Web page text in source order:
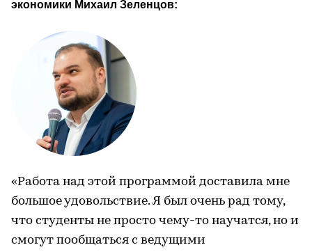
экономики Михаил Зеленцов:
«Работа над этой программой доставила мне
большое удовольствие. Я был очень рад тому,
что студенты не просто чему-то научатся, но и
смогут пообщаться с ведущими